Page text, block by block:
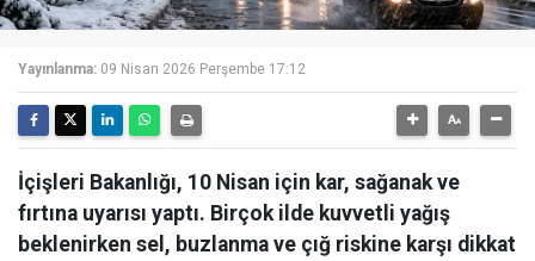
Yayınlanma: 09 Nisan 2026 Perşembe 17:12
İçişleri Bakanlığı, 10 Nisan için kar, sağanak ve
fırtına uyarısı yaptı. Birçok ilde kuvvetli yağış
beklenirken sel, buzlanma ve çığ riskine karşı dikkat